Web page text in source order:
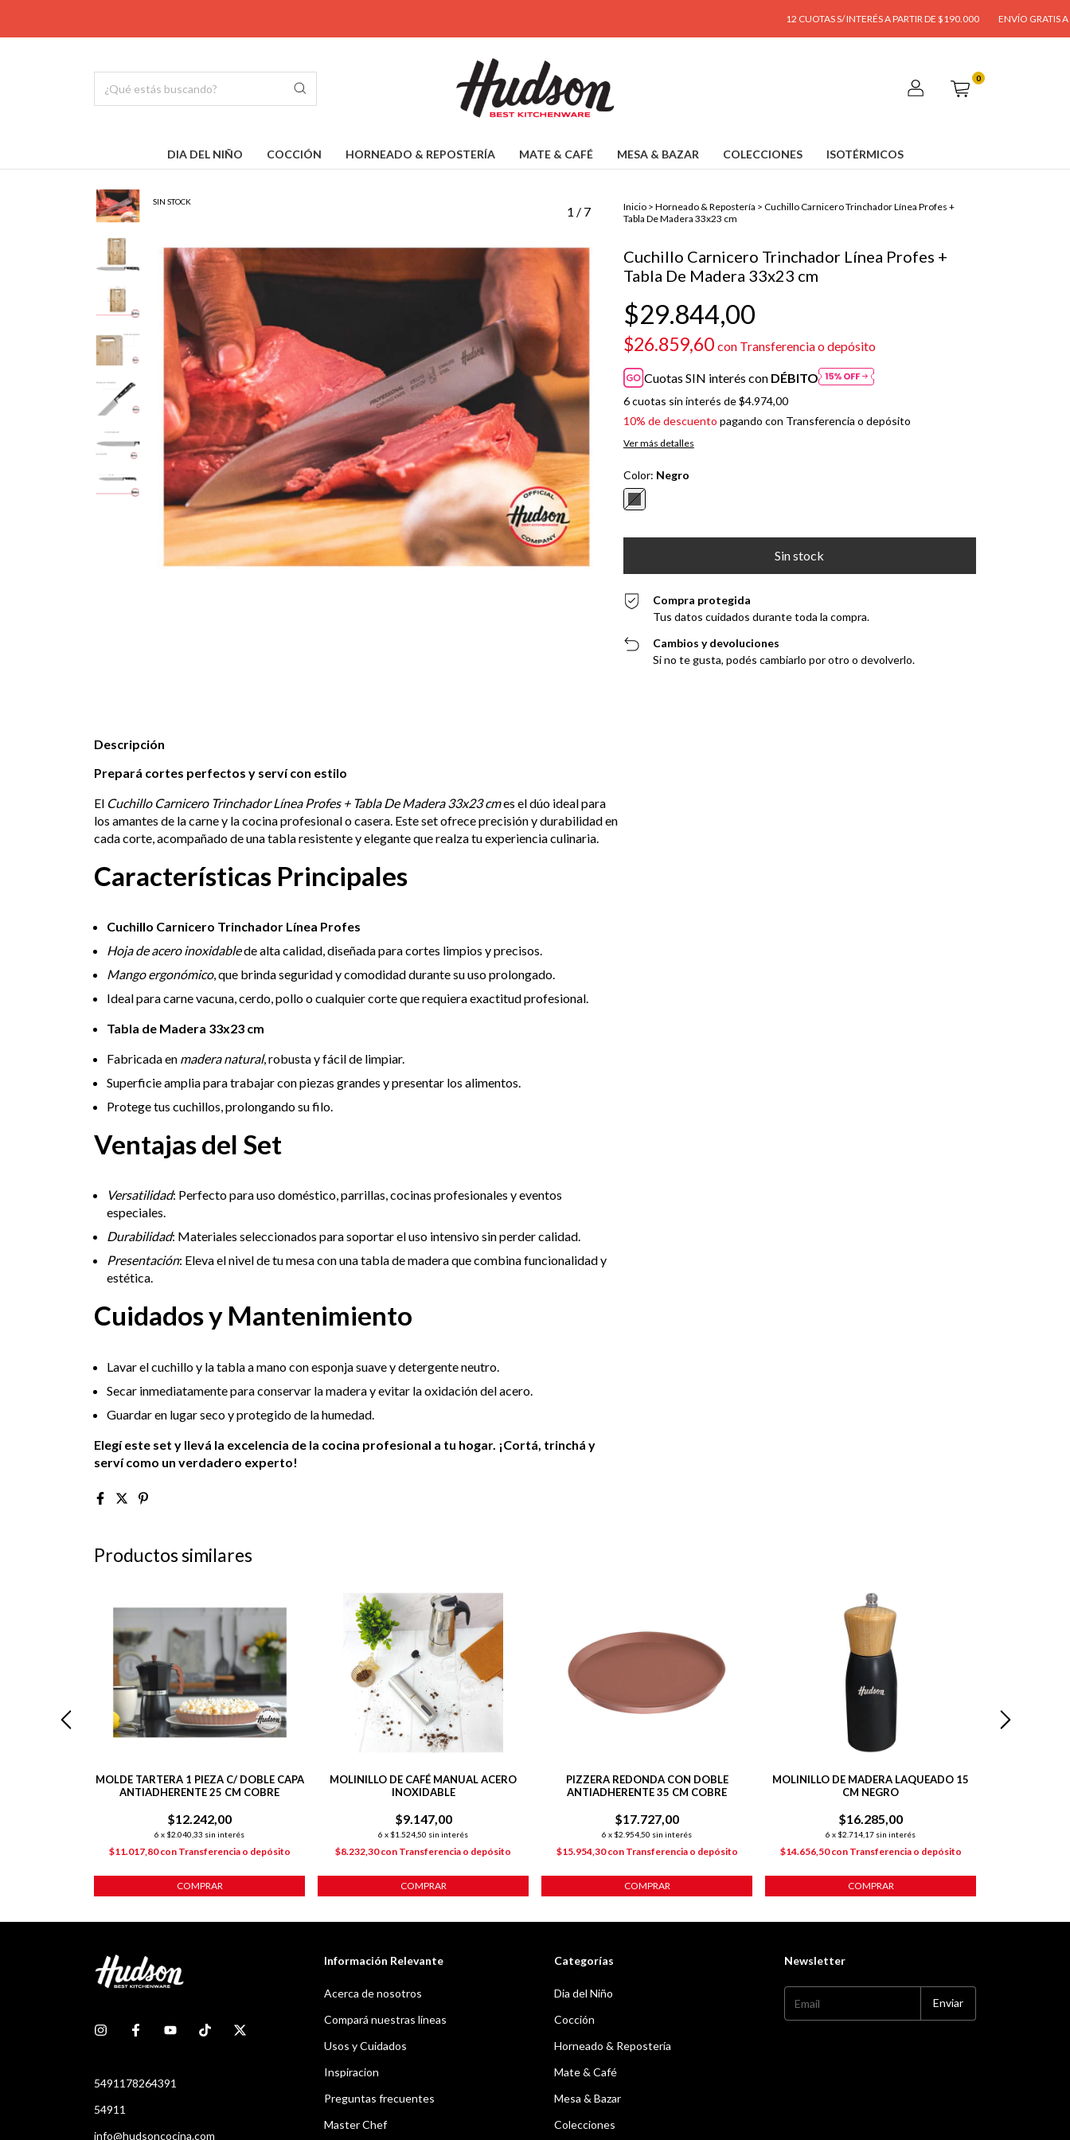
12 CUOTAS S/ INTERÉS A PARTIR DE $190.000 ENVÍO GRATIS A PARTIR
0
DIA DEL NIÑO COCCIÓN HORNEADO & REPOSTERÍA MATE & CAFÉ MESA & BAZAR COLECCIONES ISOTÉRMICOS
SIN STOCK
1 / 7 Inicio > Horneado & Repostería > Cuchillo Carnicero Trinchador Línea Profes +
Tabla De Madera 33x23 cm
Cuchillo Carnicero Trinchador Línea Profes +
Tabla De Madera 33x23 cm
$29.844,00
$26.859,60 con Transferencia o depósito
Cuotas SIN interés con DÉBITO
6cuotas sin interés de$4.974,00
10% de descuento pagando con Transferencia o depósito
Ver más detalles
Color: Negro
Compra protegida
Tus datos cuidados durante toda la compra.
Cambios y devoluciones
Si no te gusta, podés cambiarlo por otro o devolverlo.
Descripción
Prepará cortes perfectos y serví con estilo
El Cuchillo Carnicero Trinchador Línea Profes + Tabla De Madera 33x23 cmes el dúo ideal para
los amantes de la carne y la cocina profesional o casera. Este set ofrece precisión y durabilidad en
cada corte, acompañado de una tabla resistente y elegante que realza tu experiencia culinaria.
Características Principales
Cuchillo Carnicero Trinchador Línea Profes
Hoja de acero inoxidablede alta calidad, diseñada para cortes limpios y precisos.
Mango ergonómico, que brinda seguridad y comodidad durante su uso prolongado.
Ideal para carne vacuna, cerdo, pollo o cualquier corte que requiera exactitud profesional.
Tabla de Madera 33x23 cm
Fabricada en madera natural, robusta y fácil de limpiar.
Superficie amplia para trabajar con piezas grandes y presentar los alimentos.
Protege tus cuchillos, prolongando su filo.
Ventajas del Set
Versatilidad: Perfecto para uso doméstico, parrillas, cocinas profesionales y eventos
especiales.
Durabilidad: Materiales seleccionados para soportar el uso intensivo sin perder calidad.
Presentación: Eleva el nivel de tu mesa con una tabla de madera que combina funcionalidad y
estética.
Cuidados y Mantenimiento
Lavar el cuchillo y la tabla a mano con esponja suave y detergente neutro.
Secar inmediatamente para conservar la madera y evitar la oxidación del acero.
Guardar en lugar seco y protegido de la humedad.
Elegí este set y llevá la excelencia de la cocina profesional a tu hogar. ¡Cortá, trinchá y
serví como un verdadero experto!
Productos similares
MOLDE TARTERA 1 PIEZA C/ DOBLE CAPA
ANTIADHERENTE 25 CM COBRE
$12.242,00
6 x $2.040,33 sin interés
$11.017,80con Transferencia o depósito
COMPRAR
MOLINILLO DE CAFÉ MANUAL ACERO
INOXIDABLE
$9.147,00
6 x $1.524,50 sin interés
$8.232,30con Transferencia o depósito
COMPRAR
PIZZERA REDONDA CON DOBLE
ANTIADHERENTE 35 CM COBRE
$17.727,00
6 x $2.954,50 sin interés
$15.954,30con Transferencia o depósito
COMPRAR
MOLINILLO DE MADERA LAQUEADO 15
CM NEGRO
$16.285,00
6 x $2.714,17 sin interés
$14.656,50con Transferencia o depósito
COMPRAR
5491178264391
54911
info@hudsoncocina.com
Información Relevante
Acerca de nosotros
Compará nuestras líneas
Usos y Cuidados
Inspiracion
Preguntas frecuentes
Master Chef
Categorías
Dia del Niño
Cocción
Horneado & Repostería
Mate & Café
Mesa & Bazar
Colecciones
Newsletter